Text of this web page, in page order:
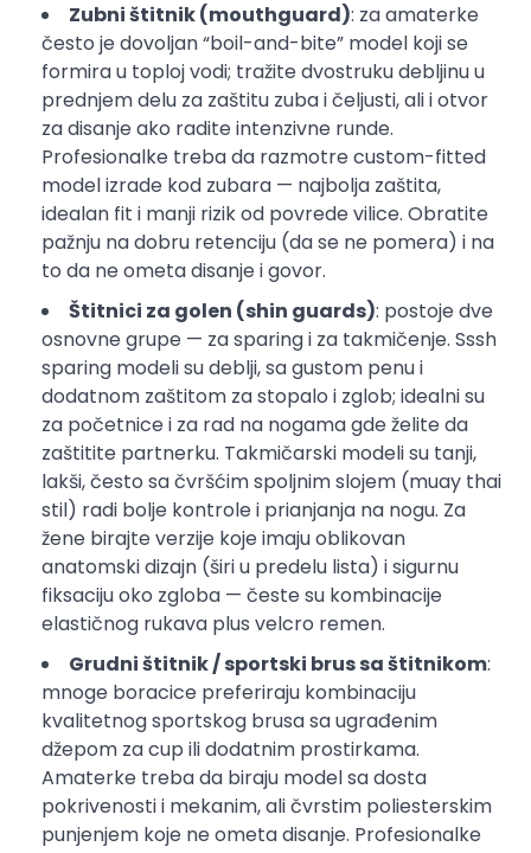
Zubni štitnik (mouthguard): za amaterke
često je dovoljan “boil-and-bite” model koji se
formira u toploj vodi; tražite dvostruku debljinu u
prednjem delu za zaštitu zuba i čeljusti, ali i otvor
za disanje ako radite intenzivne runde.
Profesionalke treba da razmotre custom-fitted
model izrade kod zubara — najbolja zaštita,
idealan fit i manji rizik od povrede vilice. Obratite
pažnju na dobru retenciju (da se ne pomera) i na
to da ne ometa disanje i govor.
Štitnici za golen (shin guards): postoje dve
osnovne grupe — za sparing i za takmičenje. Sssh
sparing modeli su deblji, sa gustom penu i
dodatnom zaštitom za stopalo i zglob; idealni su
za početnice i za rad na nogama gde želite da
zaštitite partnerku. Takmičarski modeli su tanji,
lakši, često sa čvršćim spoljnim slojem (muay thai
stil) radi bolje kontrole i prianjanja na nogu. Za
žene birajte verzije koje imaju oblikovan
anatomski dizajn (širi u predelu lista) i sigurnu
fiksaciju oko zgloba — česte su kombinacije
elastičnog rukava plus velcro remen.
Grudni štitnik / sportski brus sa štitnikom:
mnoge boracice preferiraju kombinaciju
kvalitetnog sportskog brusa sa ugrađenim
džepom za cup ili dodatnim prostirkama.
Amaterke treba da biraju model sa dosta
pokrivenosti i mekanim, ali čvrstim poliesterskim
punjenjem koje ne ometa disanje. Profesionalke